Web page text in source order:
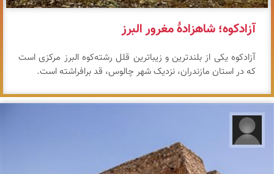
آزادکوه؛ شاهزادهٔ مغرور البرز
آزادکوه یکی از بلندترین و زیباترین قلل رشته‌کوه البرز مرکزی است
که در استان مازندران، نزدیک شهر چالوس، قد برافراشته است.